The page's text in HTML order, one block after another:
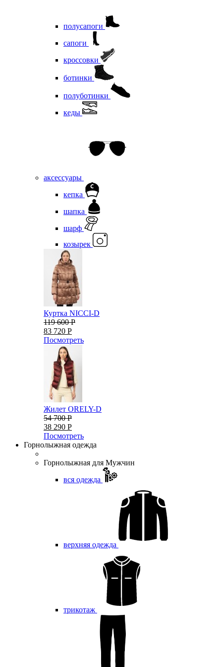
полусапоги
сапоги
кроссовки
ботинки
полуботинки
кеды
аксессуары
кепка
шапка
шарф
козырек
Куртка NICCI-D
119 600 Р
83 720 Р
Посмотреть
Жилет ORELY-D
54 700 Р
38 290 Р
Посмотреть
Горнолыжная одежда
Горнолыжная для Мужчин
вся одежда
верхняя одежда
трикотаж